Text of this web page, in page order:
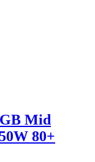
Mid
80+